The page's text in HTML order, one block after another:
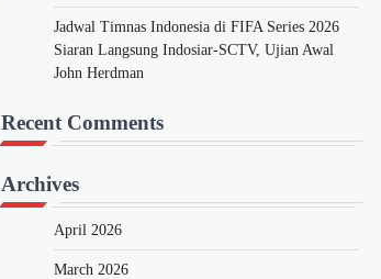
Jadwal Timnas Indonesia di FIFA Series 2026
Siaran Langsung Indosiar-SCTV, Ujian Awal
John Herdman
Recent Comments
Archives
April 2026
March 2026